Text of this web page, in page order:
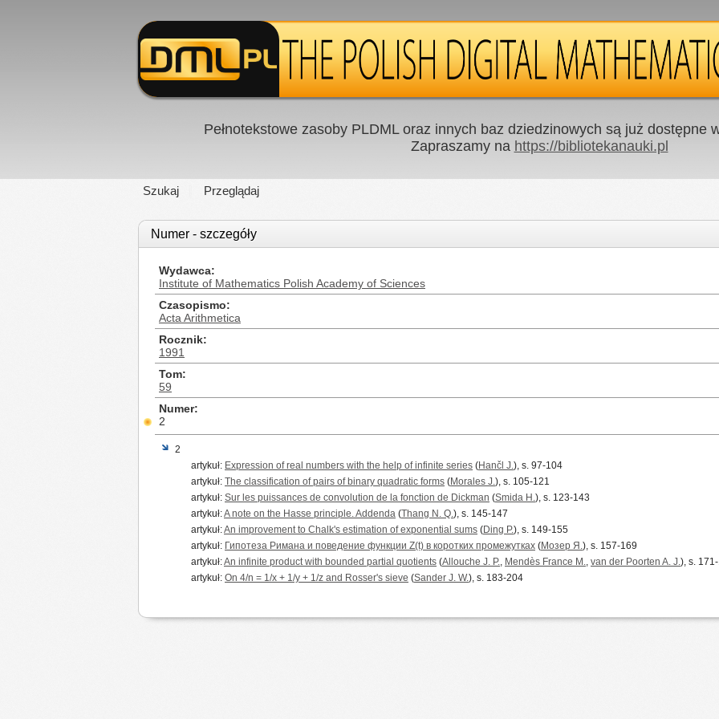
Pełnotekstowe zasoby PLDML oraz innych baz dziedzinowych są już dostępne
Zapraszamy na https://bibliotekanauki.pl
Szukaj Przeglądaj
Numer - szczegóły
Wydawca
Institute of Mathematics Polish Academy of Sciences
Czasopismo
Acta Arithmetica
Rocznik
1991
Tom
59
Numer
2
2
artykuł: Expression of real numbers with the help of infinite series (Hančl J.), s. 97-104
artykuł: The classification of pairs of binary quadratic forms (Morales J.), s. 105-121
artykuł: Sur les puissances de convolution de la fonction de Dickman (Smida H.), s. 123-143
artykuł:A note on the Hasse principle. Addenda (Thang N. Q.), s. 145-147
artykuł:An improvement to Chalk's estimation of exponential sums (Ding P.), s. 149-155
artykuł: Гипотеза Римана и поведение функции Z(t) в коротких промежутках (Мозер Я.), s. 157-169
artykuł:An infinite product with bounded partial quotients (Allouche J. P., Mendès France M., van der Poorten A. J.), s.
artykuł: On 4/n = 1/x + 1/y + 1/z and Rosser's sieve (Sander J. W.), s. 183-204